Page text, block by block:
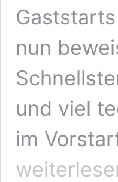
nun
und viel
im